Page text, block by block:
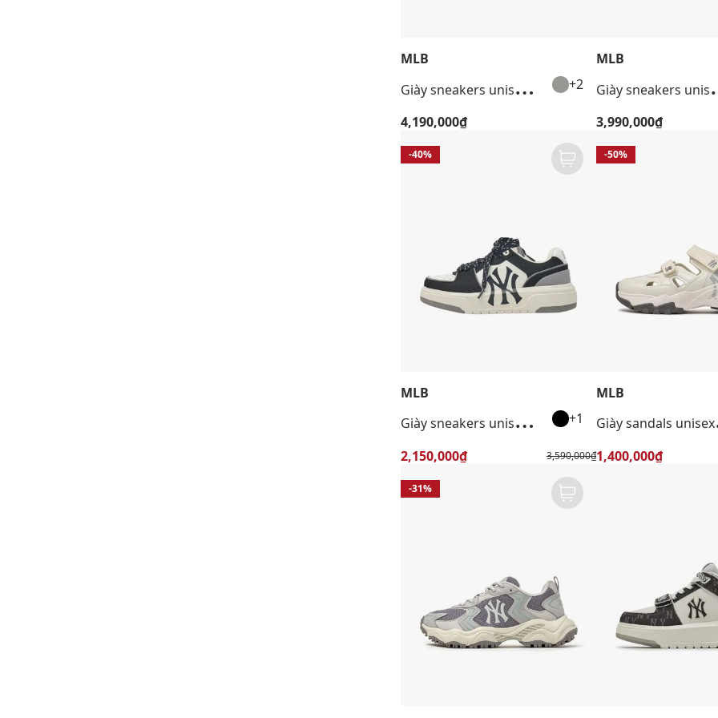
MLB
G
iày sneakers unisex cổ thấp Chunky Liner Embo Monogram +2
4,190,000₫
MLB
iày
3,990,000₫
-40%
MLB
G
iày sneakers unisex cổ thấp Chunky Liner +1
2,150,000₫ 3,590,000₫
-50%
MLB
iày
1,400,000₫
-31%